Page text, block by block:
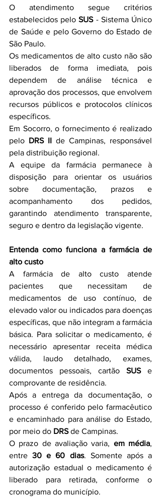
O atendimento segue critérios
estabelecidos pelo SUS - Sistema Único
de Saúde e pelo Governo do Estado de
São Paulo.
Os medicamentos de alto custo não são
liberados de forma imediata, pois
dependem de análise técnica e
aprovação dos processos, que envolvem
recursos públicos e protocolos clínicos
específicos.
Em Socorro, o fornecimento é realizado
pelo DRS II de Campinas, responsável
pela distribuição regional.
A equipe da farmácia permanece à
disposição para orientar os usuários
sobre documentação, prazos e
acompanhamento dos pedidos,
garantindo atendimento transparente,
seguro e dentro da legislação vigente.
Entenda como funciona a farmácia de
alto custo
A farmácia de alto custo atende
pacientes que necessitam de
medicamentos de uso contínuo, de
elevado valor ou indicados para doenças
específicas, que não integram a farmácia
básica. Para solicitar o medicamento, é
necessário apresentar receita médica
válida, laudo detalhado, exames,
documentos pessoais, cartão SUS e
comprovante de residência.
Após a entrega da documentação, o
processo é conferido pelo farmacêutico
e encaminhado para análise do Estado,
por meio do DRS de Campinas.
O prazo de avaliação varia, em média,
entre 30 e 60 dias. Somente após a
autorização estadual o medicamento é
liberado para retirada, conforme o
cronograma do município.